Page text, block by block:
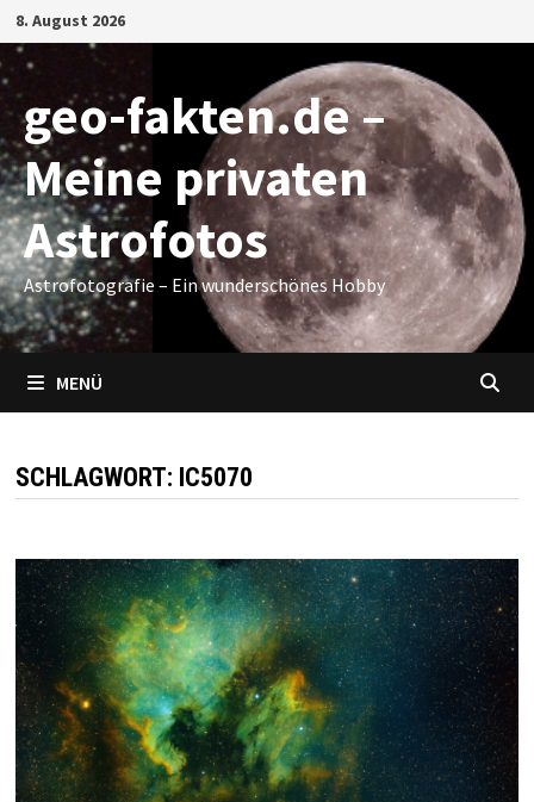
Zum
Inhalt
springen
8. August 2026
geo-fakten.de –
Meine privaten
Astrofotos
Astrofotografie – Ein wunderschönes Hobby
MENÜ
SCHLAGWORT: IC5070